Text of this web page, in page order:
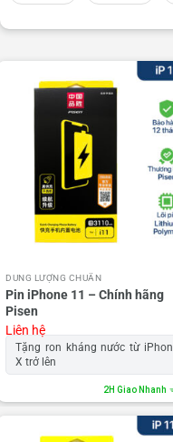
DUNG LƯỢNG CHUẨN
Pin iPhone 11 – Chính hãng
Pisen
Liên hệ
Tặng ron kháng nước từ
X trở lên
2H Giao Nhanh